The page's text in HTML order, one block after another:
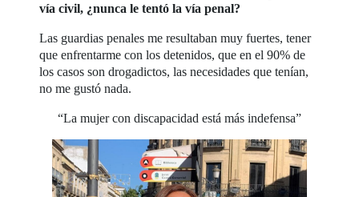
vía civil, ¿nunca le tentó la vía penal?
Las guardias penales me resultaban muy fuertes, tener
que enfrentarme con los detenidos, que en el 90% de
los casos son drogadictos, las necesidades que tenían,
no me gustó nada.
“La mujer con discapacidad está más indefensa”